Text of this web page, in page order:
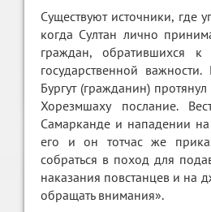
Существуют источники, где
когда Султан лично
граждан, обратившихся
государственной
Бургут (гражданин)
Хорезмшаху послание.
Самарканде и нападении
его и он тотчас же
собраться в поход для
наказания повстанцев и на
обращать внимания».